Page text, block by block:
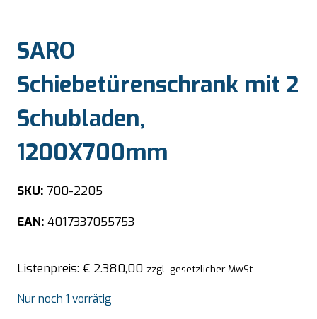
SARO
Schiebetürenschrank mit 2
Schubladen,
1200X700mm
SKU: 700-2205
EAN: 4017337055753
Listenpreis: € 2.380,00 zzgl. gesetzlicher MwSt.
Nur noch 1 vorrätig